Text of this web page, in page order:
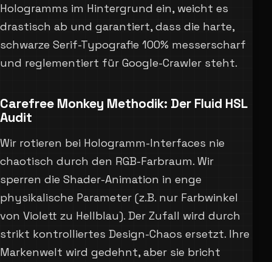
Hologramms im Hintergrund ein, weicht es
drastisch ab und garantiert, dass die harte,
schwarze Serif-Typografie 100% messerscharf
und reglementiert für Google-Crawler steht.
Carefree Monkey Methodik: Der Fluid HSL
Audit
Wir rotieren bei Hologramm-Interfaces nie
chaotisch durch den RGB-Farbraum. Wir
sperren die Shader-Animation in enge
physikalische Parameter (z.B. nur Farbwinkel
von Violett zu Hellblau). Der Zufall wird durch
strikt kontrolliertes Design-Chaos ersetzt. Ihre
Markenwelt wird gedehnt, aber sie bricht